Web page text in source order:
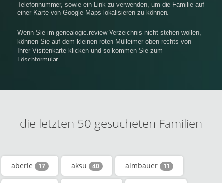
Telefonnummer, sowie ein Link zu verwenden, um die Familie auf
einer Karte von Google Maps lokalisieren zu können.
Wenn Sie im genealogic.review Verzeichnis nicht stehen wollen,
können Sie auf dem kleinen roten Mülleimer oben rechts von
Ihrer Visitenkarte klicken und so kommen Sie zum
Löschformular.
die letzten 50 gesucheten Familien
aberle 17 aksu 40 almbauer 11